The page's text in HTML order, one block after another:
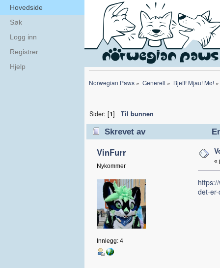
Hovedside
Søk
Logg inn
Registrer
Hjelp
Norwegian Paws » Generelt» Bjeff! Mjau! Mø!»
Sider: [1] Til bunnen
Skrevet av
VinFurr
Nykommer
Innlegg: 4
«
det-